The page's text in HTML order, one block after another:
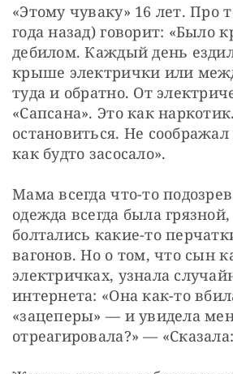
«Этому чуваку» 16 лет. Про
года назад) говорит: «Было
дебилом. Каждый день
крыше электрички или
туда и обратно. От
«Сапсана». Это как
остановиться. Не
как будто засосало».
Мама всегда что-то
одежда всегда была
болтались какие-то
вагонов. Но о том, что сын
электричках, узнала
интернета: «Она как-то
«зацеперы» — ​и увидела
отреагировала?» —